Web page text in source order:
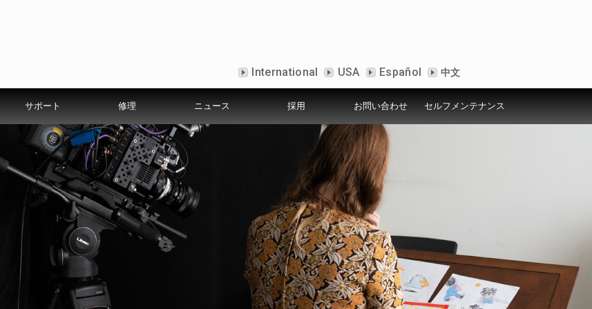
International USA Español 中文
Libecについて 環境方針 アクセス
サポート
カメラ適合表 カタログ Shooters Gallery ショールームについて
修理
出張修理サービスについて 安心点検・メンテナンスサービス セルフメンテナンス
ニュース
ニュース メディア掲載情報
採用
募集要項 よく聞かれる質問
お問い合わせ セルフメンテナンス